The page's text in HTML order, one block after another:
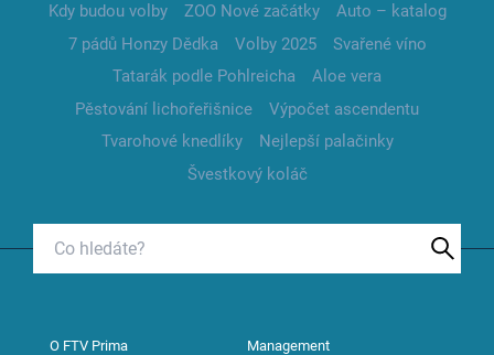
Kdy budou volby
ZOO Nové začátky
Auto – katalog
7 pádů Honzy Dědka
Volby 2025
Svařené víno
Tatarák podle Pohlreicha
Aloe vera
Pěstování lichořeřišnice
Výpočet ascendentu
Tvarohové knedlíky
Nejlepší palačinky
Švestkový koláč
O FTV Prima Management